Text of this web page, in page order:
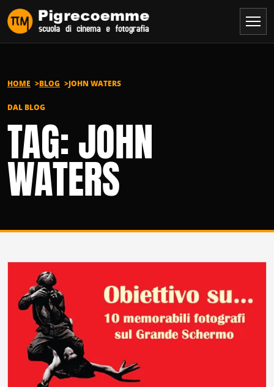
Vai al contenuto
HOME BLOG JOHN WATERS
DAL BLOG
TAG: JOHN
WATERS